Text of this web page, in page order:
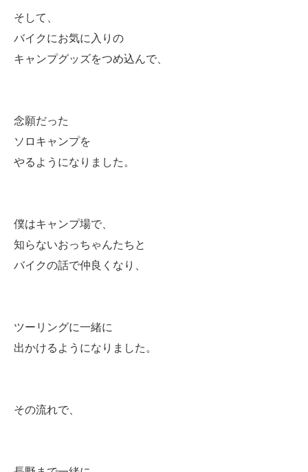
そして、
バイクにお気に入りの
キャンプグッズをつめ込んで、
念願だった
ソロキャンプを
やるようになりました。
僕はキャンプ場で、
知らないおっちゃんたちと
バイクの話で仲良くなり、
ツーリングに一緒に
出かけるようになりました。
その流れで、